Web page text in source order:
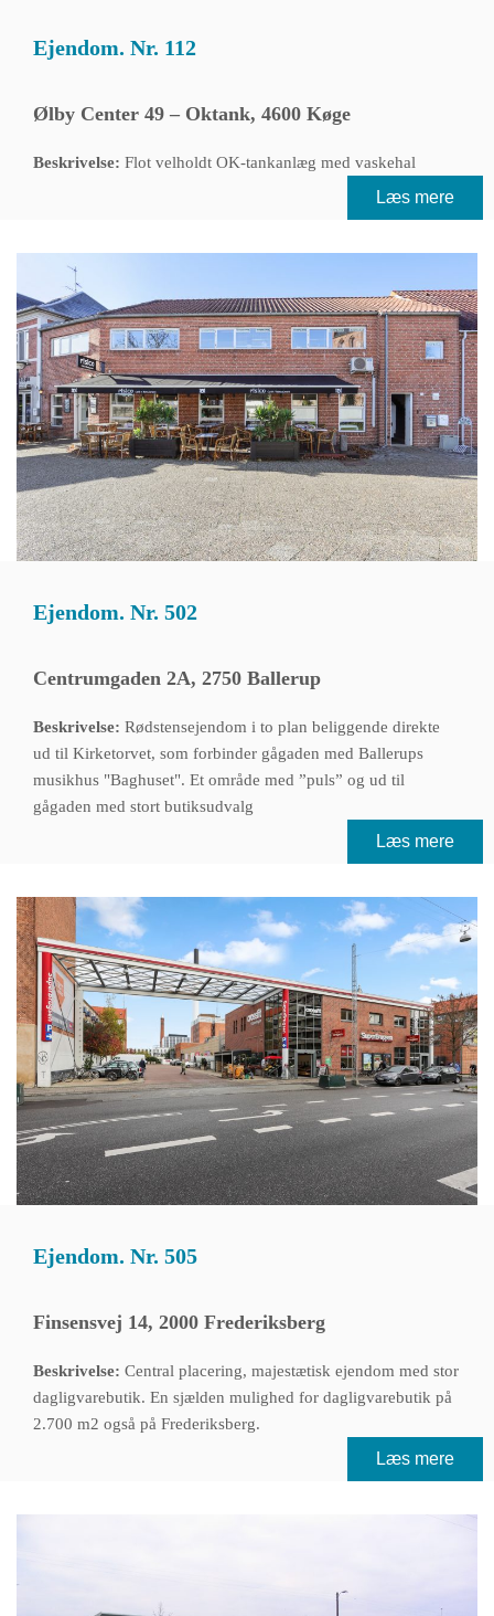
Ejendom. Nr. 112
Ølby Center 49 – Oktank, 4600 Køge
Beskrivelse: Flot velholdt OK-tankanlæg med vaskehal
Læs mere
Ejendom. Nr. 502
Centrumgaden 2A, 2750 Ballerup
Beskrivelse: Rødstensejendom i to plan beliggende direkte
ud til Kirketorvet, som forbinder gågaden med Ballerups
musikhus "Baghuset". Et område med ”puls” og ud til
gågaden med stort butiksudvalg
Læs mere
Ejendom. Nr. 505
Finsensvej 14, 2000 Frederiksberg
Beskrivelse: Central placering, majestætisk ejendom med stor
dagligvarebutik. En sjælden mulighed for dagligvarebutik på
2.700 m2 også på Frederiksberg.
Læs mere